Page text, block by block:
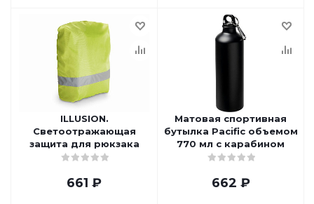
ILLUSION.
Светоотражающая
защита для рюкзака
661 ₽
Матовая спортивная
бутылка Pacific объемом
770 мл с карабином
662 ₽